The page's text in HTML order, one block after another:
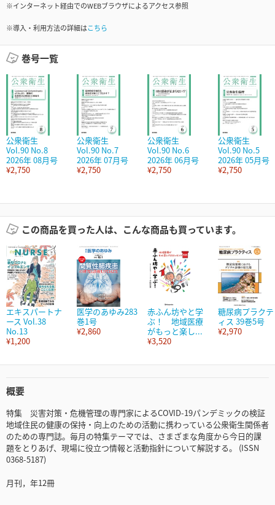
※インターネット経由でのWEBブラウザによるアクセス参照
※導入・利用方法の詳細はこちら
巻号一覧
公衆衛生
Vol.90 No.8
2026年 08月号
¥2,750
公衆衛生
Vol.90 No.7
2026年 07月号
¥2,750
公衆衛生
Vol.90 No.6
2026年 06月号
¥2,750
公衆衛生
Vol.90 No.5
2026年 05月号
¥2,750
この商品を買った人は、こんな商品も買っています。
エキスパートナ
ース Vol.38
No.13
¥1,200
医学のあゆみ283
巻1号
¥2,860
赤ふん坊やと学
ぶ！ 地域医療
がもっと楽し...
¥3,520
糖尿病プラクテ
ィス 39巻5号
¥2,970
概要
特集 災害対策・危機管理の専門家によるCOVID-19パンデミックの検証
地域住民の健康の保持・向上のための活動に携わっている公衆衛生関係者
のための専門誌。毎月の特集テーマでは、さまざまな角度から今日的課
題をとりあげ、現場に役立つ情報と活動指針について解説する。 (ISSN
0368-5187)
月刊，年12冊